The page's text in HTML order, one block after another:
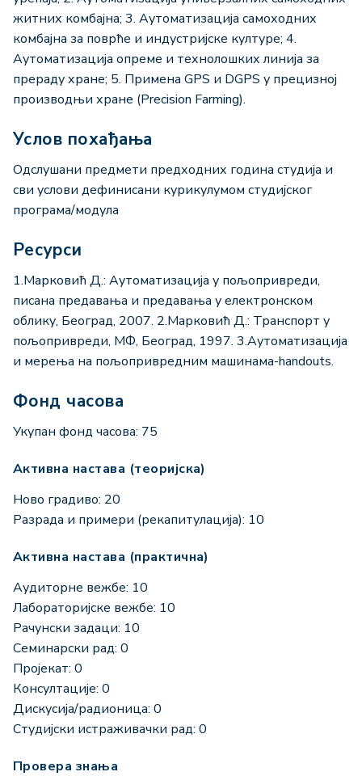
житних комбајна; 3. Аутоматизација самоходних
комбајна за поврће и индустријске културе; 4.
Аутоматизација опреме и технолошких линија за
прераду хране; 5. Примена GPS и DGPS у прецизној
производњи хране (Precision Farming).
Услов похађања
Одслушани предмети предходних година студија и
сви услови дефинисани курикулумом студијског
програма/модула
Ресурси
1.Марковић Д.: Аутоматизација у пољопривреди,
писана предавања и предавања у електронском
облику, Београд, 2007. 2.Марковић Д.: Транспорт у
пољопривреди, МФ, Београд, 1997. 3.Аутоматизација
и мерења на пољопривредним машинама-handouts.
Фонд часова
Укупан фонд часова: 75
Активна настава (теоријска)
Ново градиво: 20
Разрада и примери (рекапитулација): 10
Активна настава (практична)
Аудиторне вежбе: 10
Лабораторијске вежбе: 10
Рачунски задаци: 10
Семинарски рад: 0
Пројекат: 0
Консултације: 0
Дискусија/радионица: 0
Студијски истраживачки рад: 0
Провера знања